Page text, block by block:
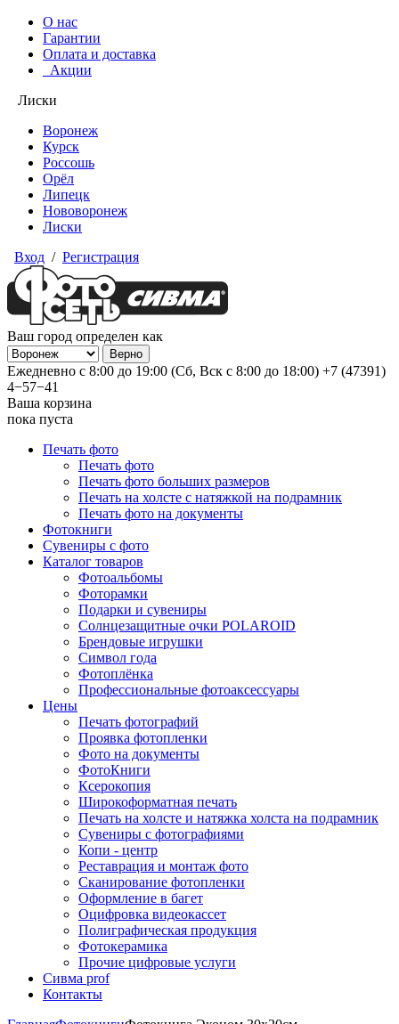
О нас
Гарантии
Оплата и доставка
Акции
Лиски
Воронеж
Курск
Россошь
Орёл
Липецк
Нововоронеж
Лиски
Вход / Регистрация
Ваш город определен как
Ежедневно с 8:00 до 19:00 (Сб, Вск с 8:00 до 18:00) +7 (47391)
4−57−41
Ваша корзина
пока пуста
Печать фото
Печать фото
Печать фото больших размеров
Печать на холсте с натяжкой на подрамник
Печать фото на документы
Фотокниги
Сувениры с фото
Каталог товаров
Фотоальбомы
Фоторамки
Подарки и сувениры
Солнцезащитные очки POLAROID
Брендовые игрушки
Символ года
Фотоплёнка
Профессиональные фотоаксессуары
Цены
Печать фотографий
Проявка фотопленки
Фото на документы
ФотоКниги
Ксерокопия
Широкоформатная печать
Печать на холсте и натяжка холста на подрамник
Сувениры с фотографиями
Копи - центр
Реставрация и монтаж фото
Сканирование фотопленки
Оформление в багет
Оцифровка видеокассет
Полиграфическая продукция
Фотокерамика
Прочие цифровые услуги
Сивма prof
Контакты